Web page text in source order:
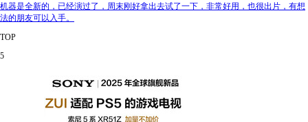
机器是全新的，已经演过了，周末刚好拿出去试了一下，非常好用，也很出片，有想
法的朋友可以入手。
TOP
5